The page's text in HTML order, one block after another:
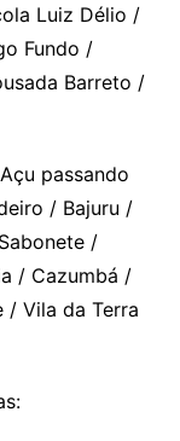
Luiz Délio /
Fundo /
Barreto /
passando
/ Bajuru /
/
/ Cazumbá /
/ Vila da Terra